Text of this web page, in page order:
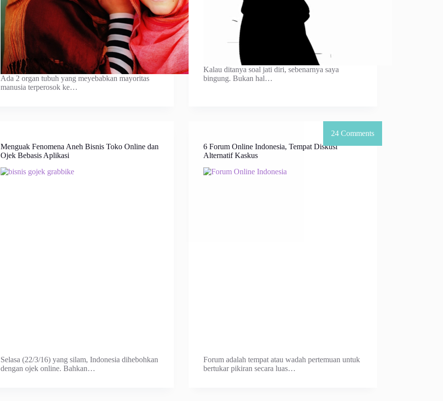
Ada 2 organ tubuh yang meyebabkan mayoritas
manusia terperosok ke…
Kalau ditanya soal jati diri, sebenarnya saya
bingung. Bukan hal…
Menguak Fenomena Aneh Bisnis Toko Online dan
Ojek Bebasis Aplikasi
Selasa (22/3/16) yang silam, Indonesia dihebohkan
dengan ojek online. Bahkan…
6 Forum Online Indonesia, Tempat Diskusi
Alternatif Kaskus
Forum adalah tempat atau wadah pertemuan untuk
bertukar pikiran secara luas…